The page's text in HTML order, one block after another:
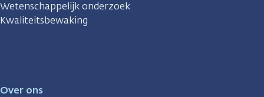
Wetenschappelijk onderzoek
Kwaliteitsbewaking
Over ons